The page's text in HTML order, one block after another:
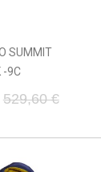
SUMMIT
-9C
529,60 €